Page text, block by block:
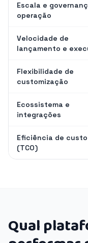
Escala e
operação
Velocidade de
lançamento e
Flexibilidade de
customização
Ecossistema e
integrações
Eficiência de
(TCO)
Qual